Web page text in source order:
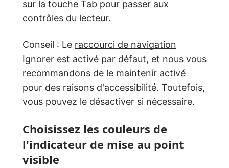
sur la touche Tab pour passer aux
contrôles du lecteur.
Conseil : Le raccourci de navigation
Ignorer est activé par défaut, et nous vous
recommandons de le maintenir activé
pour des raisons d'accessibilité. Toutefois,
vous pouvez le désactiver si nécessaire.
Choisissez les couleurs de
l'indicateur de mise au point
visible